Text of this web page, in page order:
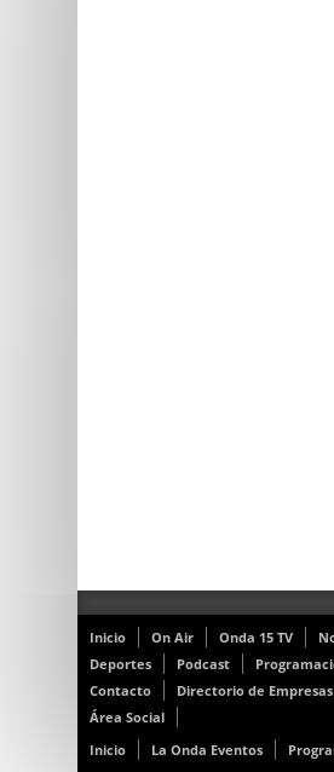
Inicio On Air Onda 15 TV
Deportes
Podcast
Contacto
Directorio de Empresas
Área Social
Inicio
La Onda Eventos